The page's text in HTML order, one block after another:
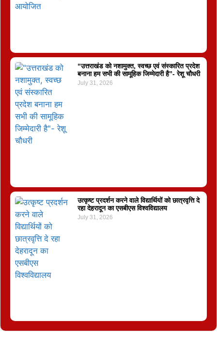
“उत्तराखंड को नशामुक्त, स्वच्छ एवं संस्कारित प्रदेश
बनाना हम सभी की सामूहिक जिम्मेदारी है”- रेशू चौधरी
July 31, 2026
उत्कृष्ट प्रदर्शन करने वाले विद्यार्थियों को छात्रवृत्ति दे
रहा देहरादून का एसबीएस विश्वविद्यालय
July 31, 2026